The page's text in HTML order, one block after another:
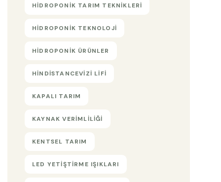
HIDROPONIK TARIM TEKNIKLERI
HIDROPONIK TEKNOLOJI
HIDROPONIK ÜRÜNLER
HINDISTANCEVIZI LIFI
KAPALI TARIM
KAYNAK VERIMLILIĞI
KENTSEL TARIM
LED YETIŞTIRME IŞIKLARI